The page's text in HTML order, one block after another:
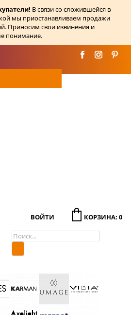
В связи со сложившейся в
мы приостанавливаем продажи
Приносим свои извинения и
понимание.
ВОЙТИ КОРЗИНА: 0